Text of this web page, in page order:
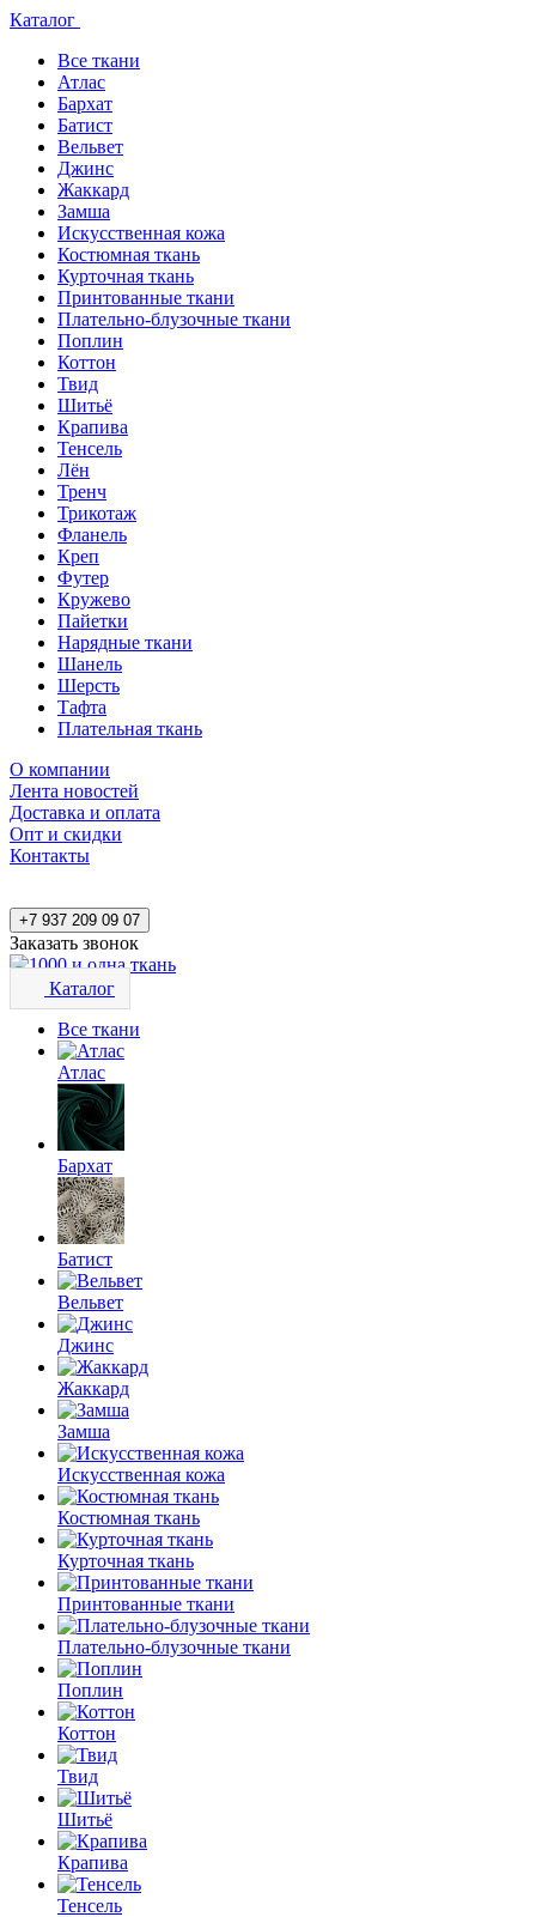
Каталог
Все ткани
Атлас
Бархат
Батист
Вельвет
Джинс
Жаккард
Замша
Искусственная кожа
Костюмная ткань
Курточная ткань
Принтованные ткани
Плательно-блузочные ткани
Поплин
Коттон
Твид
Шитьё
Крапива
Тенсель
Лён
Тренч
Трикотаж
Фланель
Креп
Футер
Кружево
Пайетки
Нарядные ткани
Шанель
Шерсть
Тафта
Плательная ткань
О компании
Лента новостей
Доставка и оплата
Опт и скидки
Контакты
+7 937 209 09 07
Заказать звонок
Каталог
Все ткани
Атлас
Бархат
Батист
Вельвет
Джинс
Жаккард
Замша
Искусственная кожа
Костюмная ткань
Курточная ткань
Принтованные ткани
Плательно-блузочные ткани
Поплин
Коттон
Твид
Шитьё
Крапива
Тенсель